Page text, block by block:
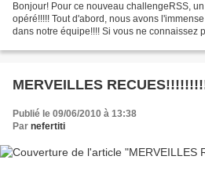
Bonjour! Pour ce nouveau challengeRSS,
opéré!!!!! Tout d'abord, nous avons
dans notre équipe!!!! Si vous ne connaissez
MERVEILLES
Publié le 09/06/2010 à 13:38
Par nefertiti